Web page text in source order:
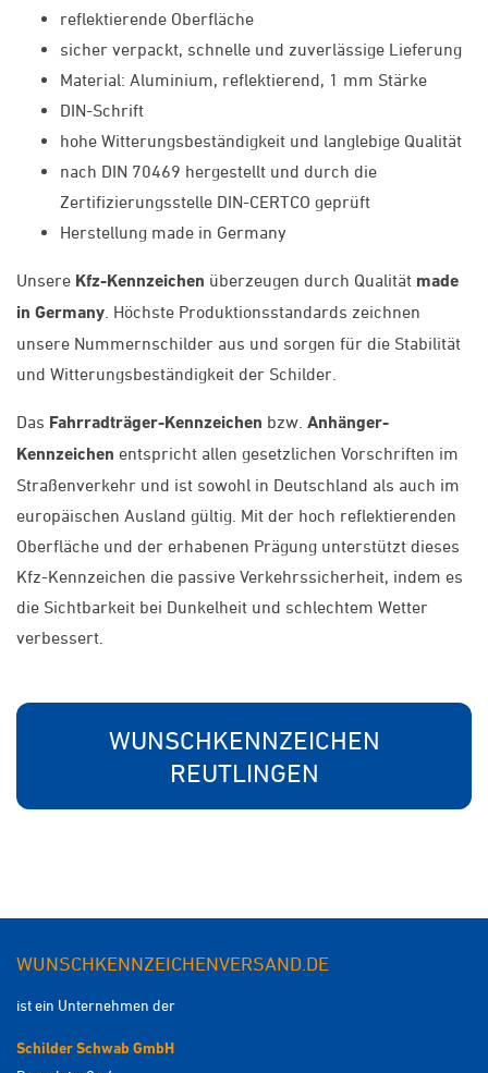
reflektierende Oberfläche
sicher verpackt, schnelle und zuverlässige Lieferung
Material: Aluminium, reflektierend, 1 mm Stärke
DIN-Schrift
hohe Witterungsbeständigkeit und langlebige Qualität
nach DIN 70469 hergestellt und durch die
Zertifizierungsstelle DIN-CERTCO geprüft
Herstellung made in Germany
Unsere Kfz-Kennzeichen überzeugen durch Qualität made
in Germany . Höchste Produktionsstandards zeichnen
unsere Nummernschilder aus und sorgen für die Stabilität
und Witterungsbeständigkeit der Schilder.
Das Fahrradträger-Kennzeichen bzw. Anhänger-
Kennzeichen entspricht allen gesetzlichen Vorschriften im
Straßenverkehr und ist sowohl in Deutschland als auch im
europäischen Ausland gültig. Mit der hoch reflektierenden
Oberfläche und der erhabenen Prägung unterstützt dieses
Kfz-Kennzeichen die passive Verkehrssicherheit, indem es
die Sichtbarkeit bei Dunkelheit und schlechtem Wetter
verbessert.
WUNSCHKENNZEICHEN
REUTLINGEN
WUNSCHKENNZEICHENVERSAND.DE
ist ein Unternehmen der
Schilder Schwab GmbH